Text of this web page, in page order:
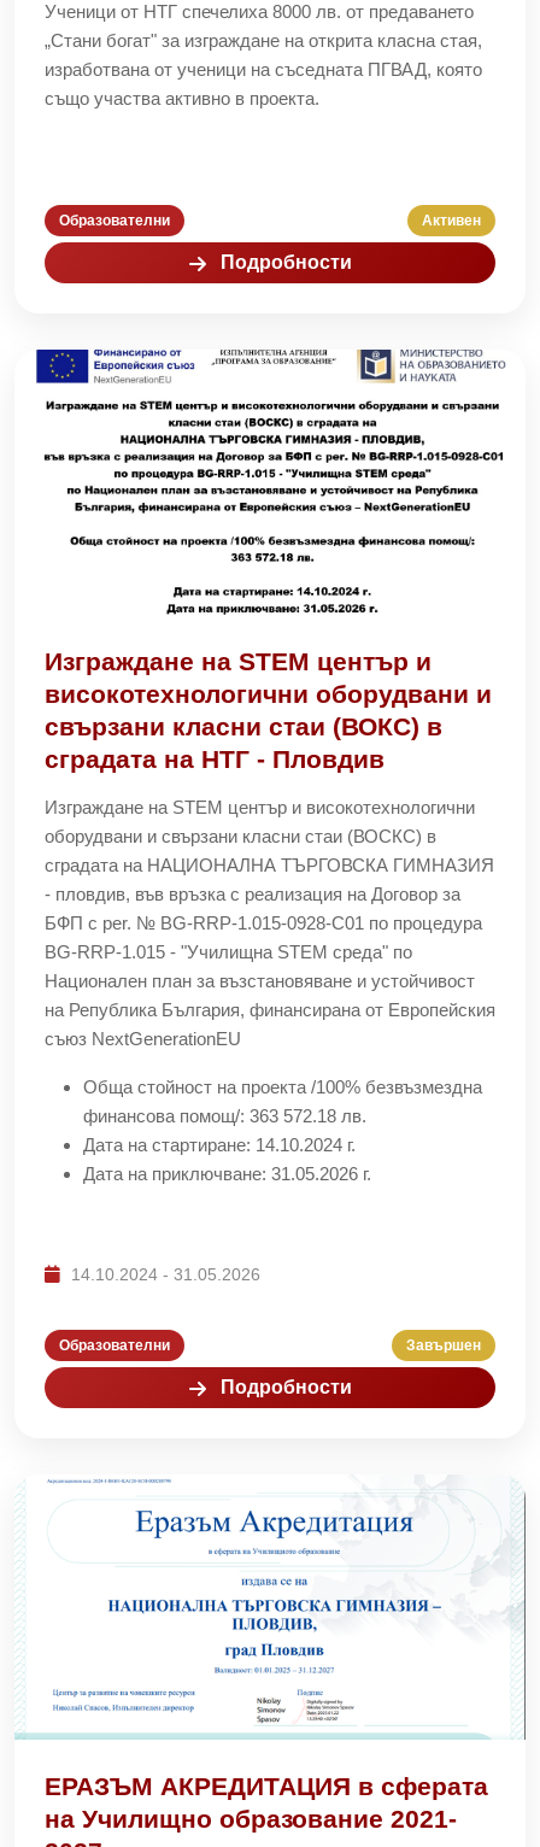
Ученици от НТГ спечелиха 8000 лв. от предаването
„Стани богат" за изграждане на открита класна стая,
изработвана от ученици на съседната ПГВАД, която
също участва активно в проекта.
Образователни Активен
Подробности
Изграждане на STEM център и
високотехнологични оборудвани и
свързани класни стаи (ВОКС) в
сградата на НТГ - Пловдив
Изграждане на STEM център и високотехнологични
оборудвани и свързани класни стаи (ВОСКС) в
сградата на НАЦИОНАЛНА ТЪРГОВСКА ГИМНАЗИЯ
- пловдив, във връзка с реализация на Договор за
БФП с реr. № BG-RRP-1.015-0928-C01 по процедура
BG-RRP-1.015 - "Училищна STEM среда" по
Национален план за възстановяване и устойчивост
на Република България, финансирана от Европейския
съюз NextGenerationEU
Обща стойност на проекта /100% безвъзмездна
финансова помощ/: 363 572.18 лв.
Дата на стартиране: 14.10.2024 г.
Дата на приключване: 31.05.2026 г.
14.10.2024 - 31.05.2026
Образователни Завършен
Подробности
ЕРАЗЪМ АКРЕДИТАЦИЯ в сферата
на Училищно образование 2021-